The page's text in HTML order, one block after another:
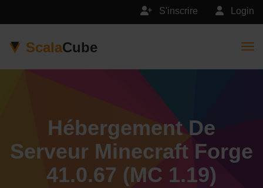
Login
S'inscrire
ScalaCube
Hébergement De
Serveur Minecraft Forge
41.0.67 (MC 1.19)